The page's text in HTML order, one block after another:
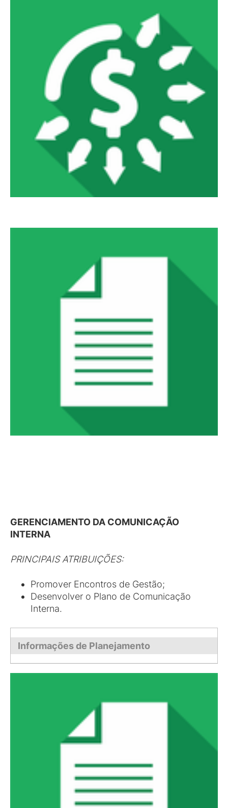
GERENCIAMENTO DA COMUNICAÇÃO
INTERNA
PRINCIPAIS ATRIBUIÇÕES:
Promover Encontros de Gestão;
Desenvolver o Plano de Comunicação
Interna.
Informações de Planejamento